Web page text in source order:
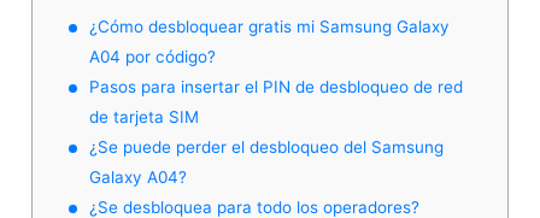
¿Cómo desbloquear gratis mi Samsung Galaxy
A04 por código?
Pasos para insertar el PIN de desbloqueo de red
de tarjeta SIM
¿Se puede perder el desbloqueo del Samsung
Galaxy A04?
¿Se desbloquea para todo los operadores?